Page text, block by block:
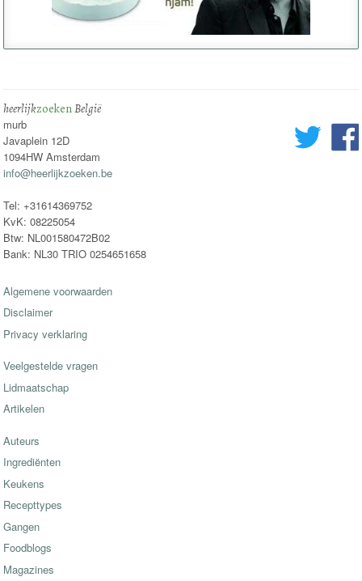
heerlijkzoekenBelgië
murb
Javaplein 12D
1094HW Amsterdam
info@heerlijkzoeken.be
Tel: +31614369752
KvK: 08225054
Btw: NL001580472B02
Bank: NL30 TRIO 0254651658
Algemene voorwaarden
Disclaimer
Privacy verklaring
Veelgestelde vragen
Lidmaatschap
Artikelen
Auteurs
Ingrediënten
Keukens
Recepttypes
Gangen
Foodblogs
Magazines